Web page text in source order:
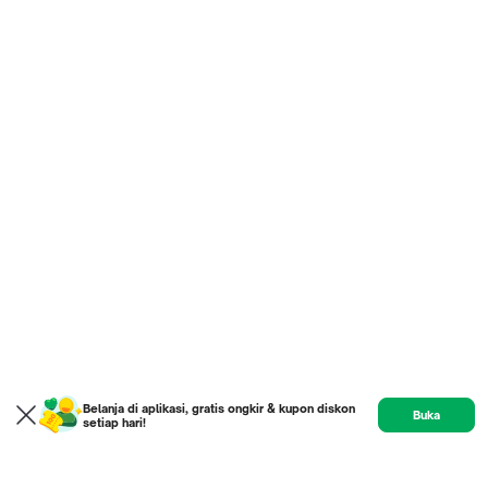
Belanja di aplikasi, gratis ongkir & kupon diskon
setiap hari!
Buka
Home Review